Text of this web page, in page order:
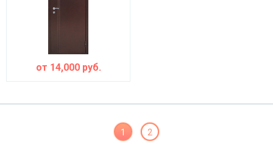
от 14,000руб.
1 2